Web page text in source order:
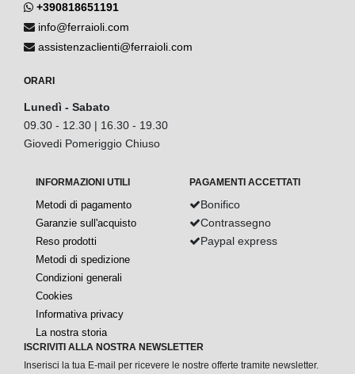
+390818651191
info@ferraioli.com
assistenzaclienti@ferraioli.com
ORARI
Lunedì - Sabato
09.30 - 12.30 | 16.30 - 19.30
Giovedi Pomeriggio Chiuso
INFORMAZIONI UTILI
Metodi di pagamento
Garanzie sull'acquisto
Reso prodotti
Metodi di spedizione
Condizioni generali
Cookies
Informativa privacy
La nostra storia
PAGAMENTI ACCETTATI
Bonifico
Contrassegno
Paypal express
ISCRIVITI ALLA NOSTRA NEWSLETTER
Inserisci la tua E-mail per ricevere le nostre offerte tramite newsletter.